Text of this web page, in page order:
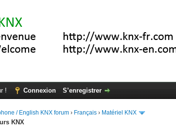
! Connexion S’enregistrer
/ English KNX forum › Français › Matériel KNX
KNX